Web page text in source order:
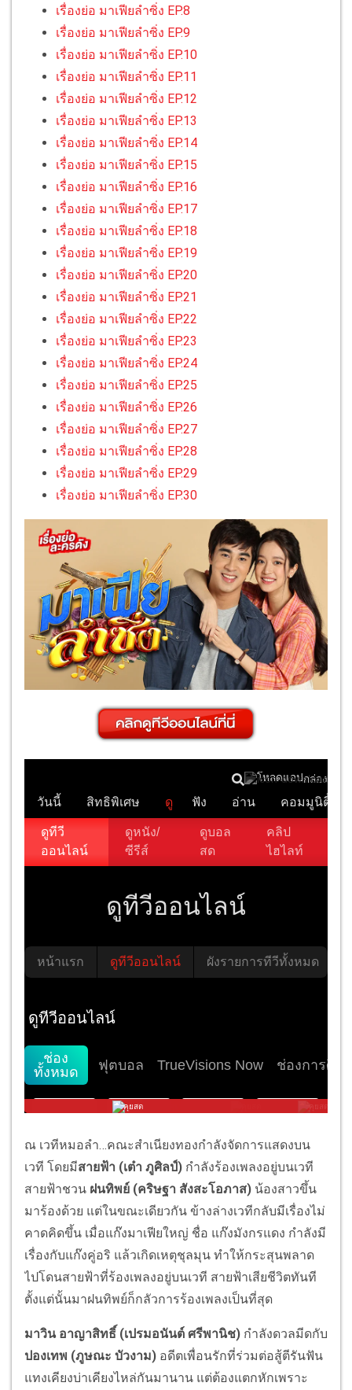
เรื่องย่อ มาเฟียลำซิ่ง EP.8
เรื่องย่อ มาเฟียลำซิ่ง EP.9
เรื่องย่อ มาเฟียลำซิ่ง EP.10
เรื่องย่อ มาเฟียลำซิ่ง EP.11
เรื่องย่อ มาเฟียลำซิ่ง EP.12
เรื่องย่อ มาเฟียลำซิ่ง EP.13
เรื่องย่อ มาเฟียลำซิ่ง EP.14
เรื่องย่อ มาเฟียลำซิ่ง EP.15
เรื่องย่อ มาเฟียลำซิ่ง EP.16
เรื่องย่อ มาเฟียลำซิ่ง EP.17
เรื่องย่อ มาเฟียลำซิ่ง EP.18
เรื่องย่อ มาเฟียลำซิ่ง EP.19
เรื่องย่อ มาเฟียลำซิ่ง EP.20
เรื่องย่อ มาเฟียลำซิ่ง EP.21
เรื่องย่อ มาเฟียลำซิ่ง EP.22
เรื่องย่อ มาเฟียลำซิ่ง EP.23
เรื่องย่อ มาเฟียลำซิ่ง EP.24
เรื่องย่อ มาเฟียลำซิ่ง EP.25
เรื่องย่อ มาเฟียลำซิ่ง EP.26
เรื่องย่อ มาเฟียลำซิ่ง EP.27
เรื่องย่อ มาเฟียลำซิ่ง EP.28
เรื่องย่อ มาเฟียลำซิ่ง EP.29
เรื่องย่อ มาเฟียลำซิ่ง EP.30
ณ เวทีหมอลำ…คณะสำเนียงทองกำลังจัดการแสดงบน
เวที โดยมีสายฟ้า (เต๋า ภูศิลป์) กำลังร้องเพลงอยู่บนเวที
สายฟ้าชวน ฝนทิพย์ (คริษฐา สังสะโอภาส) น้องสาวขึ้น
มาร้องด้วย แต่ในขณะเดียวกัน ข้างล่างเวทีกลับมีเรื่องไม่
คาดคิดขึ้น เมื่อแก๊งมาเฟียใหญ่ ชื่อ แก๊งมังกรแดง กำลังมี
เรื่องกับแก๊งคู่อริ แล้วเกิดเหตุชุลมุน ทำให้กระสุนพลาด
ไปโดนสายฟ้าที่ร้องเพลงอยู่บนเวที สายฟ้าเสียชีวิตทันที
ตั้งแต่นั้นมาฝนทิพย์ก็กลัวการร้องเพลงเป็นที่สุด
มาวิน อาญาสิทธิ์ (เปรมอนันต์ ศรีพานิช) กำลังดวลมีดกับ
ปองเทพ (ภูษณะ บัวงาม) อดีตเพื่อนรักที่ร่วมต่อสู้ตีรันฟัน
แทงเคียงบ่าเคียงไหล่กันมานาน แต่ต้องแตกหักเพราะ